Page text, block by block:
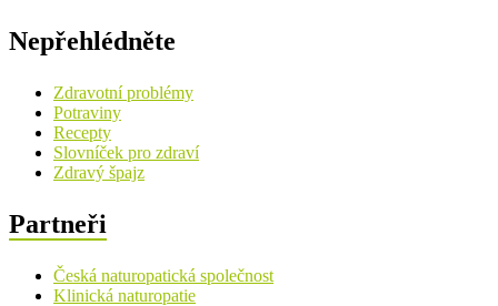
Nepřehlédněte
Zdravotní problémy
Potraviny
Recepty
Slovníček pro zdraví
Zdravý špajz
Partneři
Česká naturopatická společnost
Klinická naturopatie